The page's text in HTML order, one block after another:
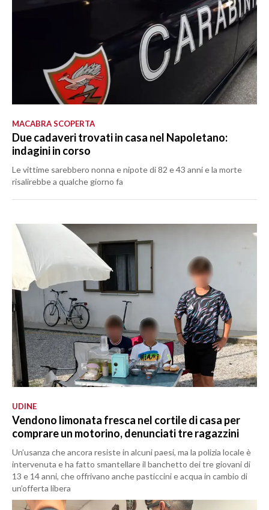
MACABRA SCOPERTA
Due cadaveri trovati in casa nel Napoletano:
indagini in corso
Le vittime sarebbero nonna e nipote di 82 e 43 anni e la morte
risalirebbe a qualche giorno fa
UDINE
Vendono limonata fresca nel cortile di casa per
comprare un motorino, denunciati tre ragazzini
Un’usanza che ancora resiste in alcuni paesi, ma la polizia locale è
intervenuta e ha fatto smantellare il banchetto dei tre giovani di
13 e 14 anni, che offrivano anche pasticcini e acqua in cambio di
un’offerta libera